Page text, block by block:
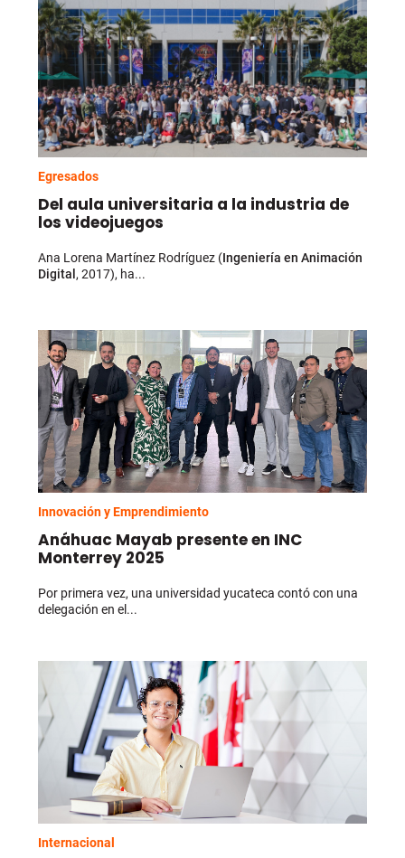
Egresados
Del aula universitaria a la industria de
los videojuegos
Ana Lorena Martínez Rodríguez (Ingeniería en Animación
Digital , 2017), ha...
Innovación y Emprendimiento
Anáhuac Mayab presente en INC
Monterrey 2025
Por primera vez, una universidad yucateca contó con una
delegación en el...
Internacional